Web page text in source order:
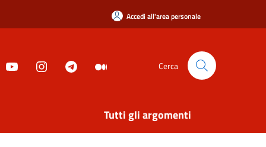
Accedi all'area personale
Cerca
Tutti gli argomenti